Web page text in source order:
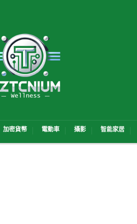
加密貨幣 電動車 攝影 智能家居